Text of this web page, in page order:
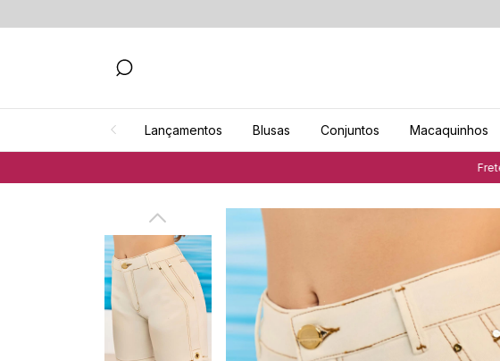
Lançamentos Blusas Conjuntos Macaquinhos
Frete grátis para